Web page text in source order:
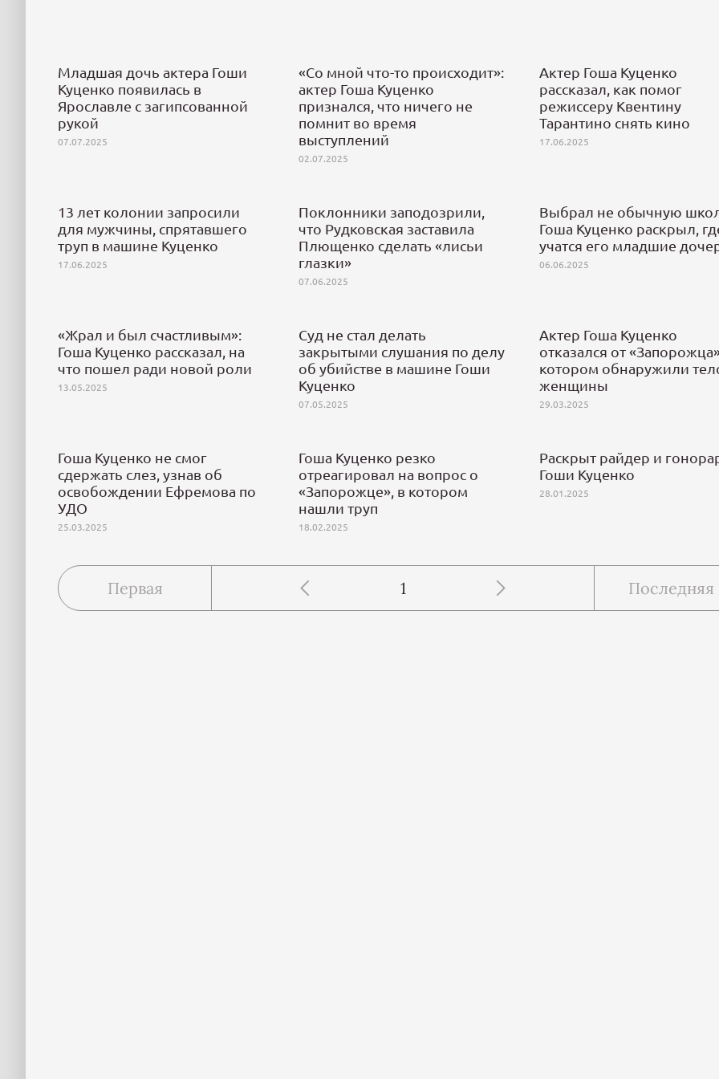
Младшая дочь актера Гоши
Куценко появилась в
Ярославле с загипсованной
рукой
07.07.2025
«Со мной что-то происходит»:
актер Гоша Куценко
признался, что ничего не
помнит во время
выступлений
02.07.2025
Актер Гоша Куценко
рассказал, как помог
режиссеру Квентину
Тарантино снять кино
17.06.2025
13 лет колонии запросили
для мужчины, спрятавшего
труп в машине Куценко
17.06.2025
Поклонники заподозрили,
что Рудковская заставила
Плющенко сделать «лисьи
глазки»
07.06.2025
Выбрал не обычную
Гоша Куценко раскрыл,
учатся его младшие
06.06.2025
«Жрал и был счастливым»:
Гоша Куценко рассказал, на
что пошел ради новой роли
13.05.2025
Суд не стал делать
закрытыми слушания по делу
об убийстве в машине Гоши
Куценко
07.05.2025
Актер Гоша Куценко
отказался от
котором обнаружили
женщины
29.03.2025
Гоша Куценко не смог
сдержать слез, узнав об
освобождении Ефремова по
УДО
25.03.2025
Гоша Куценко резко
отреагировал на вопрос о
«Запорожце», в котором
нашли труп
18.02.2025
Раскрыт райдер и
Гоши Куценко
28.01.2025
Первая 1 Последняя